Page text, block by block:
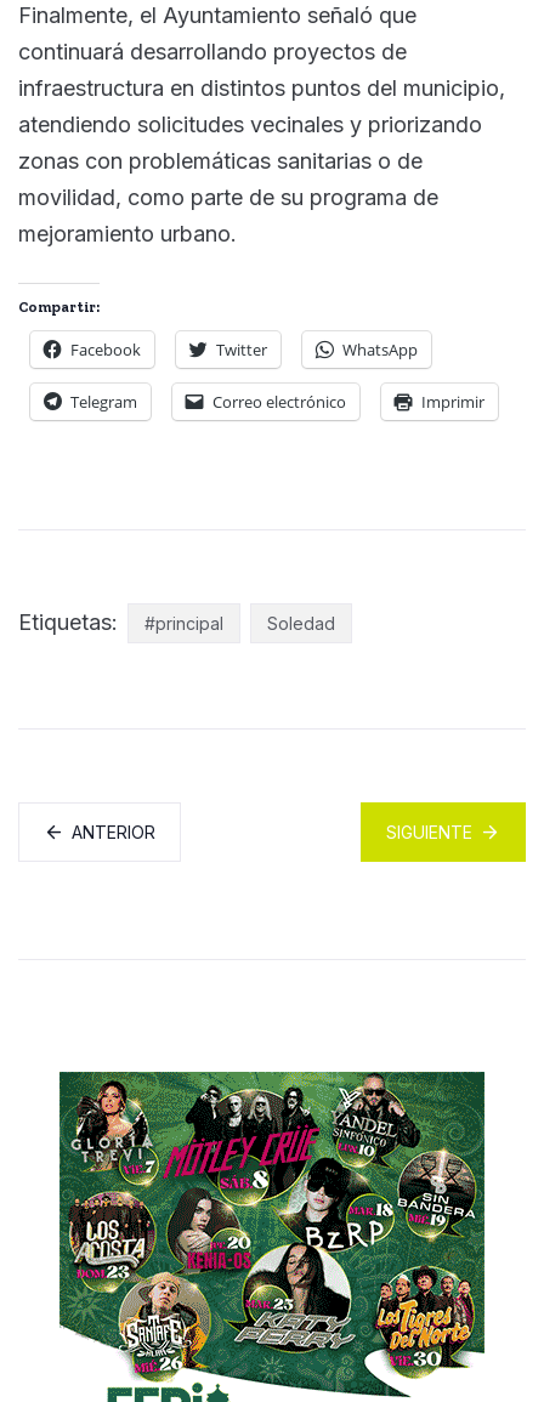
Finalmente, el Ayuntamiento señaló que
continuará desarrollando proyectos de
infraestructura en distintos puntos del municipio,
atendiendo solicitudes vecinales y priorizando
zonas con problemáticas sanitarias o de
movilidad, como parte de su programa de
mejoramiento urbano.
Compartir:
Facebook Twitter WhatsApp
Telegram Correo electrónico Imprimir
Etiquetas: #principal Soledad
ANTERIOR SIGUIENTE